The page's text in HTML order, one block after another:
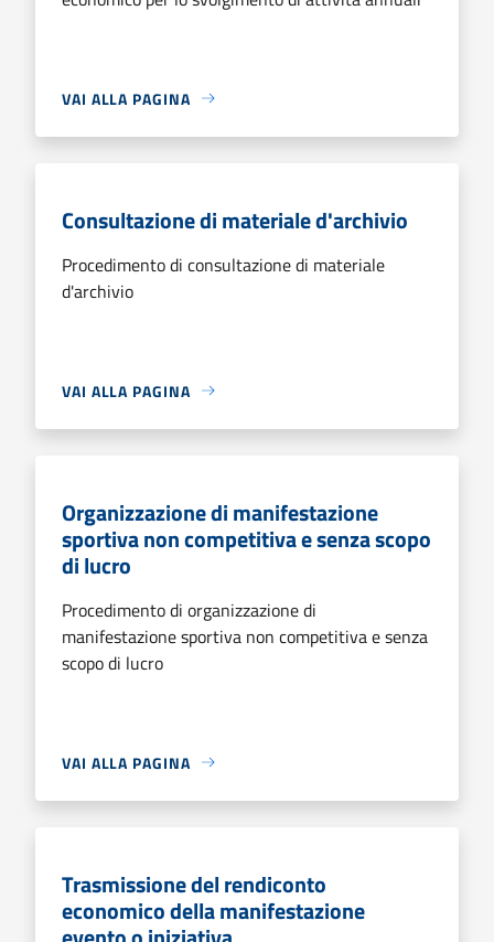
VAI ALLA PAGINA
Consultazione di materiale d'archivio
Procedimento di consultazione di materiale
d'archivio
VAI ALLA PAGINA
Organizzazione di manifestazione
sportiva non competitiva e senza scopo
di lucro
Procedimento di organizzazione di
manifestazione sportiva non competitiva e senza
scopo di lucro
VAI ALLA PAGINA
Trasmissione del rendiconto
economico della manifestazione